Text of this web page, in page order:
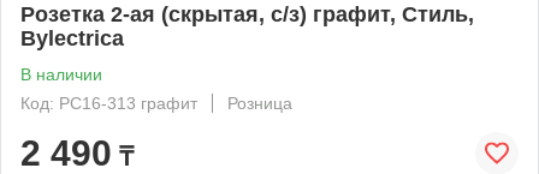
Розетка 2-ая (скрытая, с/з) графит, Стиль,
Bylectrica
В наличии
Код: РС16-313 графит
Розница
2 490 ₸